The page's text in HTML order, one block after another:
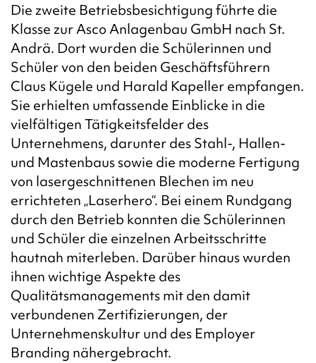
Die zweite Betriebsbesichtigung führte die
Klasse zur Asco Anlagenbau GmbH nach St.
Andrä. Dort wurden die Schülerinnen und
Schüler von den beiden Geschäftsführern
Claus Kügele und Harald Kapeller empfangen.
Sie erhielten umfassende Einblicke in die
vielfältigen Tätigkeitsfelder des
Unternehmens, darunter des Stahl-, Hallen-
und Mastenbaus sowie die moderne Fertigung
von lasergeschnittenen Blechen im neu
errichteten „Laserhero“. Bei einem Rundgang
durch den Betrieb konnten die Schülerinnen
und Schüler die einzelnen Arbeitsschritte
hautnah miterleben. Darüber hinaus wurden
ihnen wichtige Aspekte des
Qualitätsmanagements mit den damit
verbundenen Zertifizierungen, der
Unternehmenskultur und des Employer
Branding nähergebracht.